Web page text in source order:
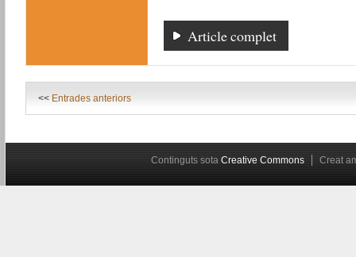
Article complet
<< Entrades anteriors
Continguts sota Creative Commons Creat